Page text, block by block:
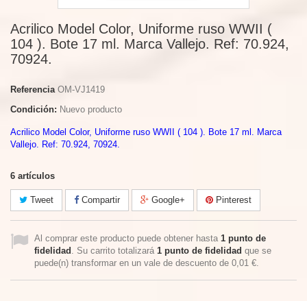
Acrilico Model Color, Uniforme ruso WWII (
104 ). Bote 17 ml. Marca Vallejo. Ref: 70.924,
70924.
Referencia OM-VJ1419
Condición: Nuevo producto
Acrilico Model Color, Uniforme ruso WWII ( 104 ). Bote 17 ml. Marca
Vallejo. Ref: 70.924, 70924.
6 artículos
Tweet Compartir Google+ Pinterest
Al comprar este producto puede obtener hasta 1 punto de
fidelidad . Su carrito totalizará 1 punto de fidelidad que se
puede(n) transformar en un vale de descuento de 0,01 €.